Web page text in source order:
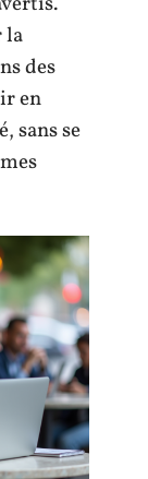
la
des
en
sans se